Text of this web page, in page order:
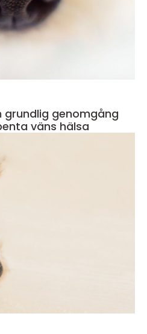
grundlig genomgång
väns hälsa